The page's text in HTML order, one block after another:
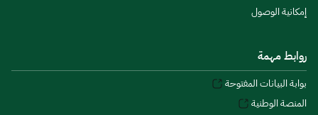
إمكانية الوصول
روابط مهمة
بوابة البيانات المفتوحة
المنصة الوطنية